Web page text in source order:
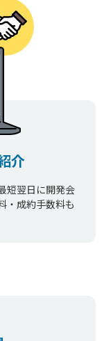
介
短翌日に開発会
・成約手数料も